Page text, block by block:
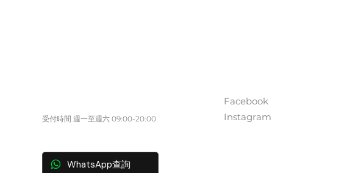
受付時間 週一至週六​ 09:00-20:00
WhatsApp查詢
Facebook
Instagram